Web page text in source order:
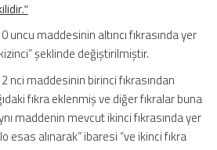
uncu maddesinin altıncı fıkrasında yer
şeklinde değiştirilmiştir.
nci maddesinin birinci fıkrasından
fıkra eklenmiş ve diğer fıkralar buna
maddenin mevcut ikinci fıkrasında yer
esas alınarak” ibaresi “ve ikinci fıkra